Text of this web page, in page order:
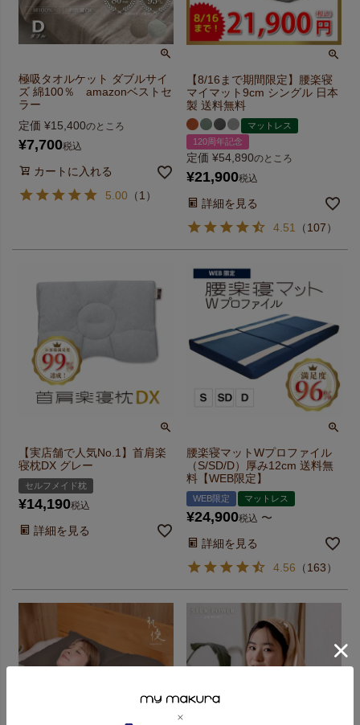
極吸タオルケット ダブルサイ
ズ 綿100％ amazonベストセ
ラー
定価 ¥15,400のところ
¥7,700税込
カートに入れる
5.00 （1）
【8/16まで期間限定】腰楽寝
マイマット9cm シングル 日本
製 送料無料
マットレス
120周年記念
定価 ¥54,890のところ
¥21,900税込
詳細を見る
4.51
（107）
【実店舗で人気No.1】首肩楽
寝枕DX グレー
セルフメイド枕
¥14,190税込
詳細を見る
腰楽寝マットWプロファイル
（S/SD/D）厚み12cm 送料無
料【WEB限定】
WEB限定 マットレス
¥24,900税込 〜
詳細を見る
4.56 （163）